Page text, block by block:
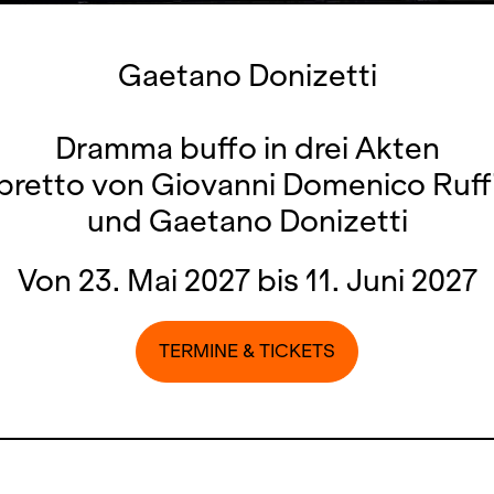
Gaetano Donizetti
Dramma buffo in drei Akten
von Giovanni Domenico
und Gaetano Donizetti
Von 23. Mai 2027 bis 11. Juni 2027
TERMINE & TICKETS